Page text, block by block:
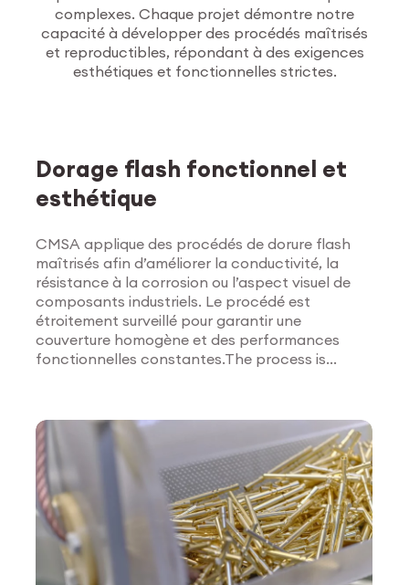
surface
Explorer les traitements
complexes. Chaque projet démontre notre
capacité à développer des procédés maîtrisés
et reproductibles, répondant à des exigences
esthétiques et fonctionnelles strictes.
Dorage flash fonctionnel et
esthétique
CMSA applique des procédés de dorure flash
maîtrisés afin d’améliorer la conductivité, la
résistance à la corrosion ou l’aspect visuel de
composants industriels. Le procédé est
étroitement surveillé pour garantir une
couverture homogène et des performances
fonctionnelles constantes.The process is